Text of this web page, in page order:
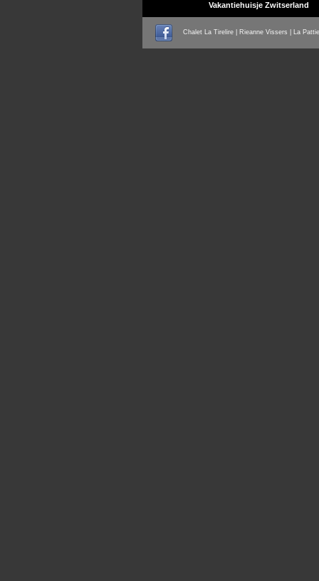
Vakantiehuisje Zwitserland
Chalet La Tirelire | Rieanne Vissers | La